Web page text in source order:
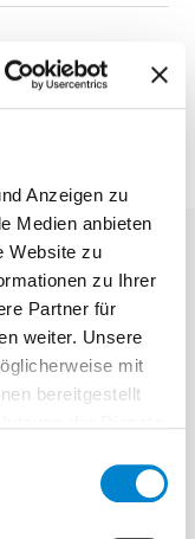
Anzeigen zu
Medien anbieten
Website zu
zu Ihrer
Partner für
weiter. Unsere
mit
bereitgestellt
bei
bei größeren
für
sich nach